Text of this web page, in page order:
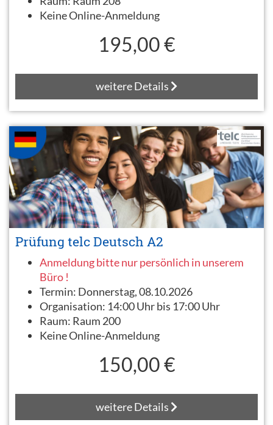
Keine Online-Anmeldung
195,00 €
weitere Details
Prüfung telc Deutsch A2
Anmeldung bitte nur persönlich in unserem
Büro !
Termin: Donnerstag, 08.10.2026
Organisation: 14:00 Uhr bis 17:00 Uhr
Raum: Raum 200
Keine Online-Anmeldung
150,00 €
weitere Details